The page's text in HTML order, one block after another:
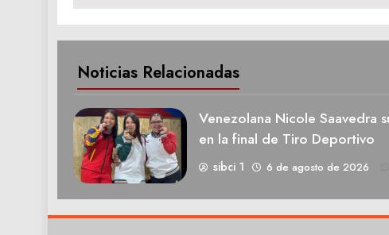
Noticias Relacionadas
Venezolana Nicole Saavedra
en la final de Tiro Deportivo
sibci 1 6 de agosto de 2026